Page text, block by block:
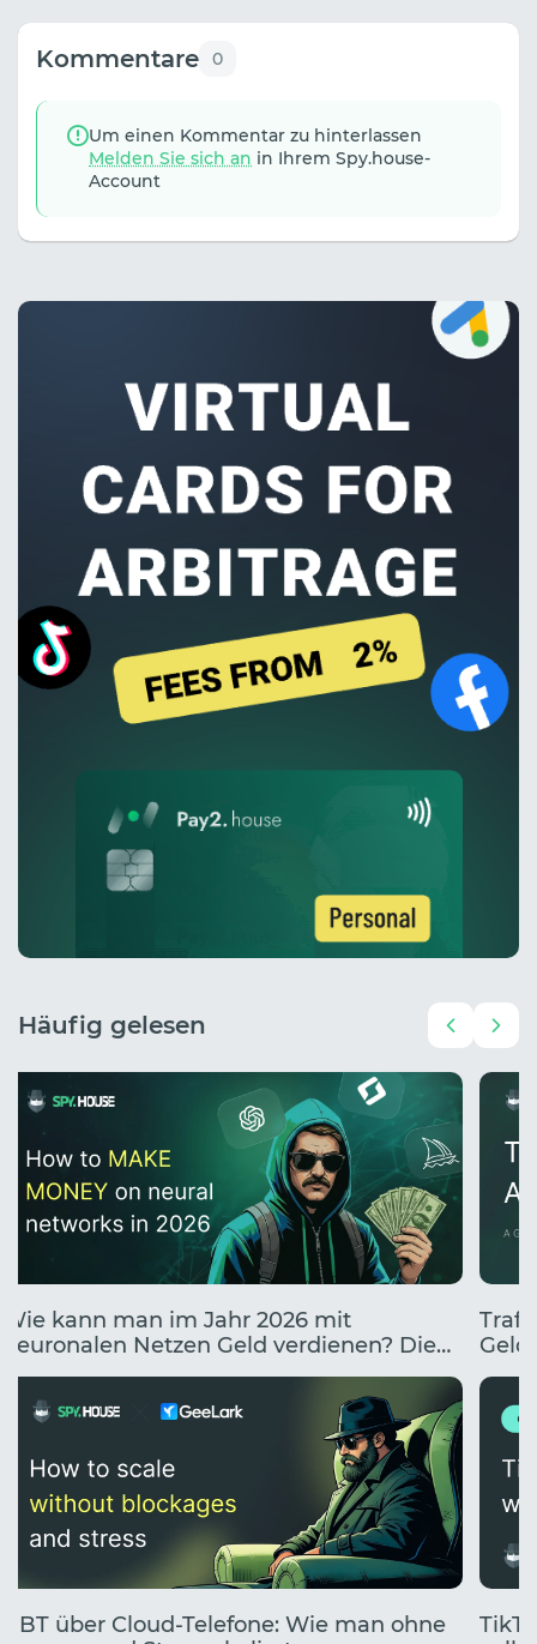
Kommentare 0
Um einen Kommentar zu hinterlassen
Melden Sie sich an in Ihrem Spy.house-
Account
Häufig gelesen
Wie kann man im Jahr 2026 mit
neuronalen Netzen Geld verdienen? Die
10 besten Wege, mit KI Geld zu verdienen.
UBT über Cloud-Telefone: Wie man ohne